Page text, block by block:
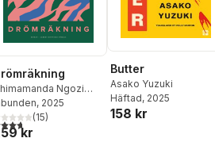
röster:
Ngozi
, 2025
utav 5 stjärnor. Totalt antal röster:
(15)
kr
Butter
Asako Yuzuki
Häftad, 2025
158 kr